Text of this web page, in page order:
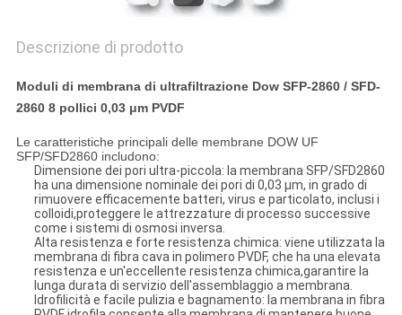
Descrizione di prodotto
Moduli di membrana di ultrafiltrazione Dow SFP-2860 / SFD-
2860 8 pollici 0,03 μm PVDF
Le caratteristiche principali delle membrane DOW UF
SFP/SFD2860 includono:
Dimensione dei pori ultra-piccola: la membrana SFP/SFD2860
ha una dimensione nominale dei pori di 0,03 μm, in grado di
rimuovere efficacemente batteri, virus e particolato, inclusi i
colloidi,proteggere le attrezzature di processo successive
come i sistemi di osmosi inversa.
Alta resistenza e forte resistenza chimica: viene utilizzata la
membrana di fibra cava in polimero PVDF, che ha una elevata
resistenza e un'eccellente resistenza chimica,garantire la
lunga durata di servizio dell'assemblaggio a membrana.
Idrofilicità e facile pulizia e bagnamento: la membrana in fibra